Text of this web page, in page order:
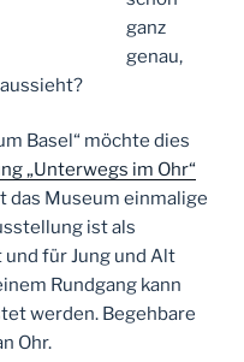
ganz
genau,
Basel“ möchte dies
„Unterwegs im Ohr“
das Museum einmalige
ist als
für Jung und Alt
Rundgang kann
werden. Begehbare
Ohr.